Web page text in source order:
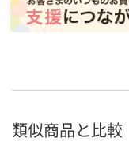
類似商品と比較